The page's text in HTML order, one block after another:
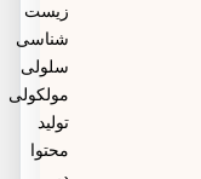
زیست
شناسی
سلولی
مولکولی
محتوا